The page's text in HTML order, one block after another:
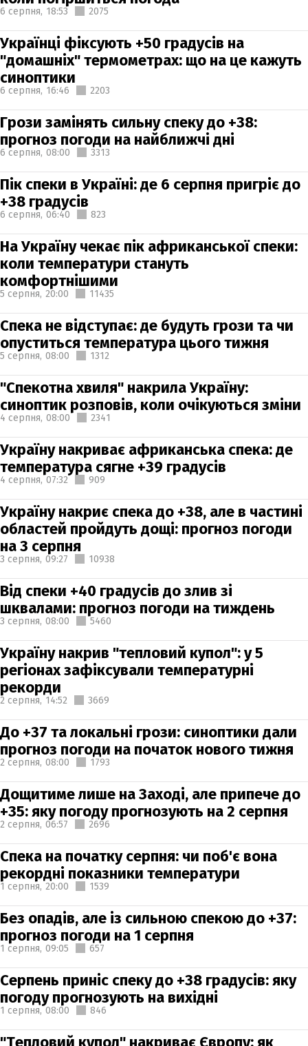
6 серпня, 18:53 2075
Українці фіксують +50 градусів на
"домашніх" термометрах: що на це кажуть
синоптики
6 серпня, 16:46 2203
Грози замінять сильну спеку до +38:
прогноз погоди на найближчі дні
6 серпня, 08:00 3313
Пік спеки в Україні: де 6 серпня пригріє до
+38 градусів
6 серпня, 06:40 823
На Україну чекає пік африканської спеки:
коли температури стануть
комфортнішими
5 серпня, 20:00 11435
Спека не відступає: де будуть грози та чи
опуститься температура цього тижня
5 серпня, 08:00 1312
"Спекотна хвиля" накрила Україну:
синоптик розповів, коли очікуються зміни
4 серпня, 08:00 2341
Україну накриває африканська спека: де
температура сягне +39 градусів
4 серпня, 07:32 909
Україну накриє спека до +38, але в частині
областей пройдуть дощі: прогноз погоди
на 3 серпня
3 серпня, 09:27 10938
Від спеки +40 градусів до злив зі
шквалами: прогноз погоди на тиждень
3 серпня, 08:00 5460
Україну накрив "тепловий купол": у 5
регіонах зафіксували температурні
рекорди
2 серпня, 14:52 3669
До +37 та локальні грози: синоптики дали
прогноз погоди на початок нового тижня
2 серпня, 08:00 1793
Дощитиме лише на Заході, але припече до
+35: яку погоду прогнозують на 2 серпня
2 серпня, 06:57 2696
Спека на початку серпня: чи поб'є вона
рекордні показники температури
1 серпня, 20:00 1539
Без опадів, але із сильною спекою до +37:
прогноз погоди на 1 серпня
1 серпня, 09:05 657
Серпень приніс спеку до +38 градусів: яку
погоду прогнозують на вихідні
1 серпня, 08:00 846
"Тепловий купол" накриває Європу: як